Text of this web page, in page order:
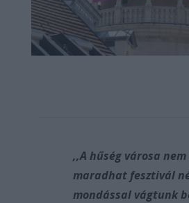
,,A hűség városa nem
maradhat fesztivál
mondással vágtunk